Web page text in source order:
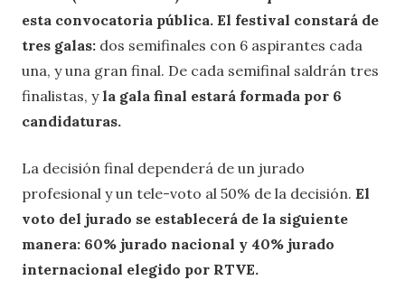
esta convocatoria pública. El festival constará de
tres galas: dos semifinales con 6 aspirantes cada
una, y una gran final. De cada semifinal saldrán tres
finalistas, yla gala final estará formada por 6
candidaturas.
La decisión final dependerá de un jurado
profesional y un tele-voto al 50% de la decisión. El
voto del jurado se establecerá de la siguiente
manera: 60% jurado nacional y 40% jurado
internacional elegido por RTVE.